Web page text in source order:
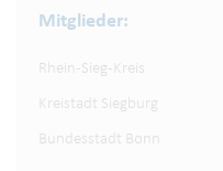
Mitglieder:
Rhein-Sieg-Kreis
Kreistadt Siegburg
Bundesstadt Bonn